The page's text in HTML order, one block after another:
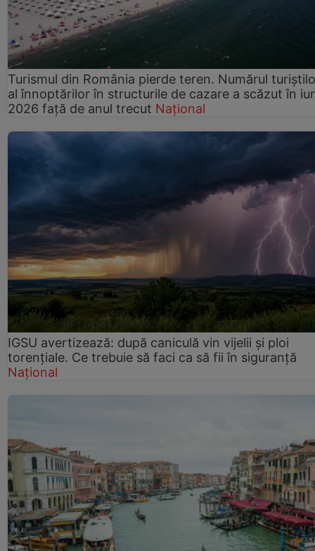
Turismul din România pierde teren. Numărul
al înnoptărilor în structurile de cazare a scăzut în
2026 față de anul trecut Național
IGSU avertizează: după caniculă vin vijelii și ploi
torențiale. Ce trebuie să faci ca să fii în siguranță
Național